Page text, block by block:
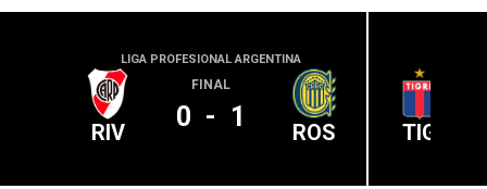
LIGA PROFESIONAL ARGENTINA
RIV
FINAL
0 - 1 ROS TIG